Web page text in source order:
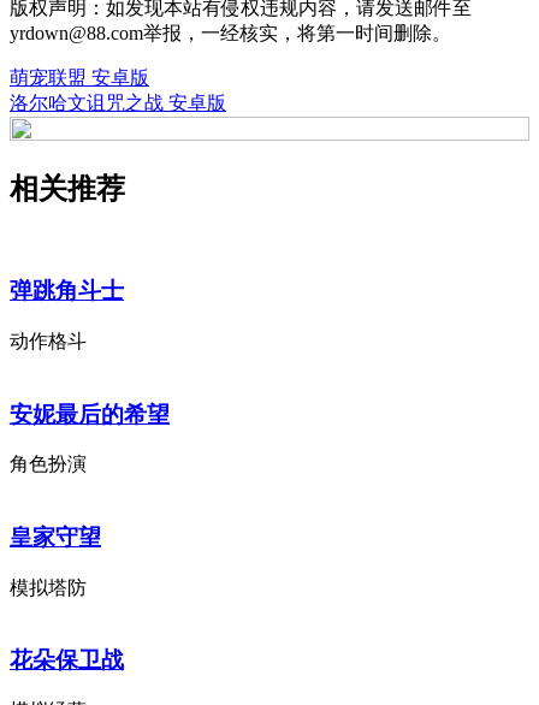
版权声明：如发现本站有侵权违规内容，请发送邮件至
yrdown@88.com举报，一经核实，将第一时间删除。
萌宠联盟 安卓版
洛尔哈文诅咒之战 安卓版
相关推荐
弹跳角斗士
动作格斗
安妮最后的希望
角色扮演
皇家守望
模拟塔防
花朵保卫战